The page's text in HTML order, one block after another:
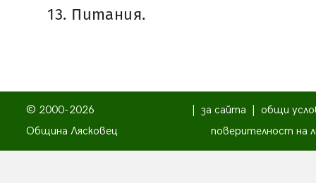
13. Питания.
© 2000-2026
Община Лясковец
за сайта
общи
поверителност на